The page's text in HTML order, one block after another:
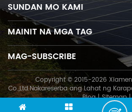
SUNDAN MO KAMI
MAINIT NA MGA TAG
MAG-SUBSCRIBE
Copyright © 2015-2026
Co.,Ltd.Nakareserba ang Lahat ng
Blog|Sitemap